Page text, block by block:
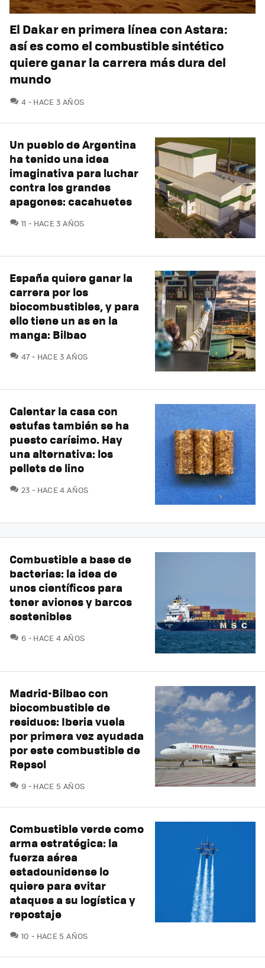
El Dakar en primera línea con Astara:
así es como el combustible sintético
quiere ganar la carrera más dura del
mundo
4 COMENTARIOS
HACE 3 AÑOS
Un pueblo de Argentina
ha tenido una idea
imaginativa para luchar
contra los grandes
apagones: cacahuetes
11 COMENTARIOS
HACE 3 AÑOS
España quiere ganar la
carrera por los
biocombustibles, y para
ello tiene un as en la
manga: Bilbao
47COMENTARIOS
HACE 3 AÑOS
Calentar la casa con
estufas también se ha
puesto carísimo. Hay
una alternativa: los
pellets de lino
23 COMENTARIOS
HACE 4 AÑOS
Combustible a base de
bacterias: la idea de
unos científicos para
tener aviones y barcos
sostenibles
6 COMENTARIOS
HACE 4 AÑOS
Madrid-Bilbao con
biocombustible de
residuos: Iberia vuela
por primera vez ayudada
por este combustible de
Repsol
9 COMENTARIOS
HACE 5 AÑOS
Combustible verde como
arma estratégica: la
fuerza aérea
estadounidense lo
quiere para evitar
ataques a su logística y
repostaje
10 COMENTARIOS
HACE 5 AÑOS